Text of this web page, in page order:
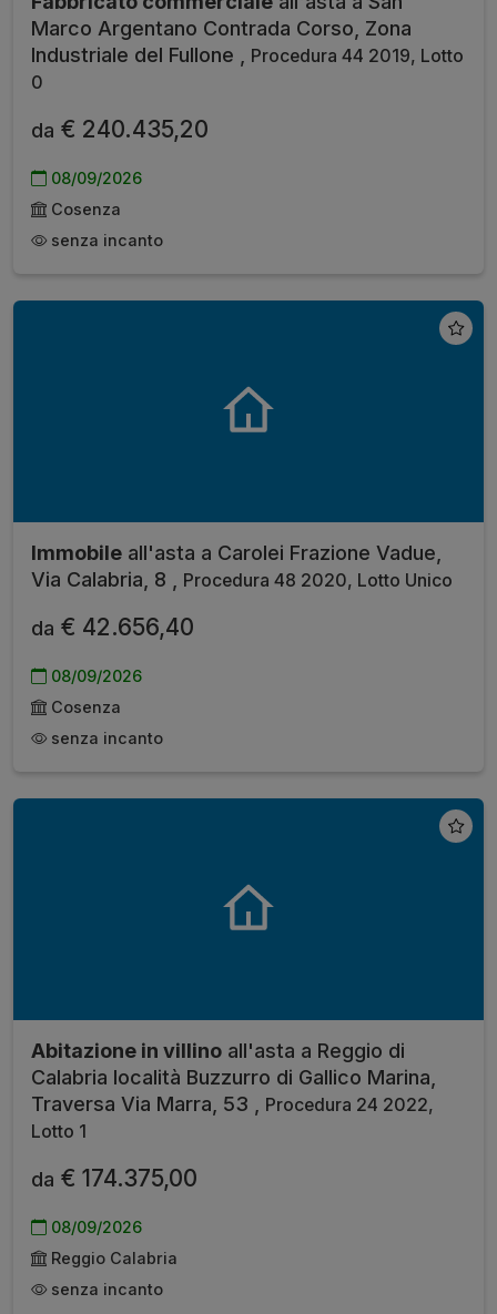
Marco Argentano Contrada Corso, Zona
Industriale del Fullone ,
Procedura 44 2019, Lotto
0
da € 240.435,20
08/09/2026
Cosenza
senza incanto
Immobile all'asta a Carolei Frazione Vadue,
Via Calabria, 8 ,
Procedura 48 2020, Lotto Unico
da € 42.656,40
08/09/2026
Cosenza
senza incanto
Abitazione in villino all'asta a Reggio di
Calabria località Buzzurro di Gallico Marina,
Traversa Via Marra, 53 ,
Procedura 24 2022,
Lotto 1
da € 174.375,00
08/09/2026
Reggio Calabria
senza incanto